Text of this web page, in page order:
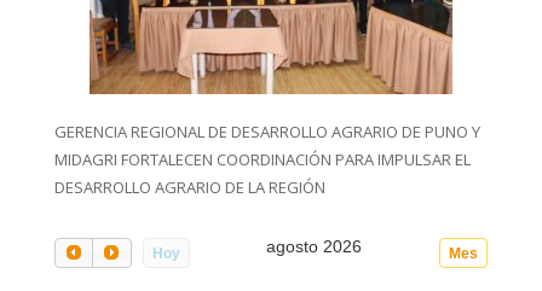
GERENCIA REGIONAL DE DESARROLLO AGRARIO DE PUNO Y
MIDAGRI FORTALECEN COORDINACIÓN PARA IMPULSAR EL
DESARROLLO AGRARIO DE LA REGIÓN
Hoy Mes
agosto 2026